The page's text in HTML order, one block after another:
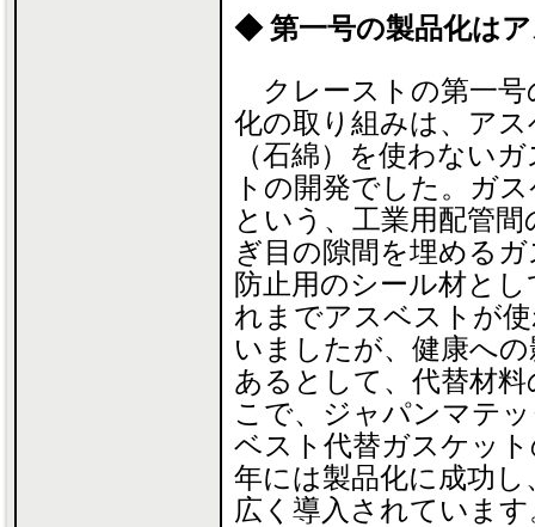
◆ 第一号の製品化は
クレーストの第一号
化の取り組みは、ア
（石綿）を使わない
トの開発でした。ガ
という、工業用配管間
ぎ目の隙間を埋める
防止用のシール材と
れまでアスベストが
いましたが、健康へ
あるとして、代替材
こで、ジャパンマテ
ベスト代替ガスケッ
年には製品化に成功
広く導入されています